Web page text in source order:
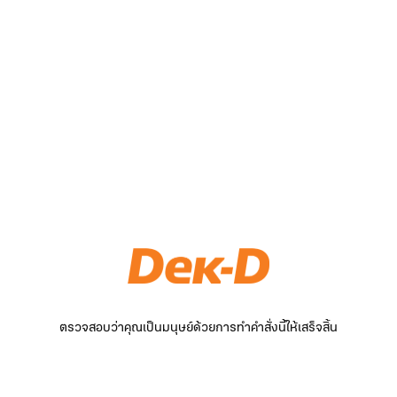
ตรวจสอบว่าคุณเป็นมนุษย์ด้วยการทำคำสั่งนี้ให้เสร็จสิ้น